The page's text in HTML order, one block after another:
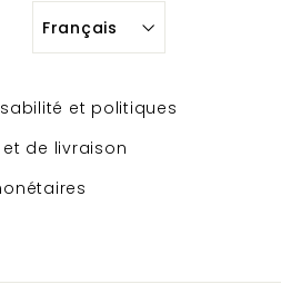
Français
et politiques
de livraison